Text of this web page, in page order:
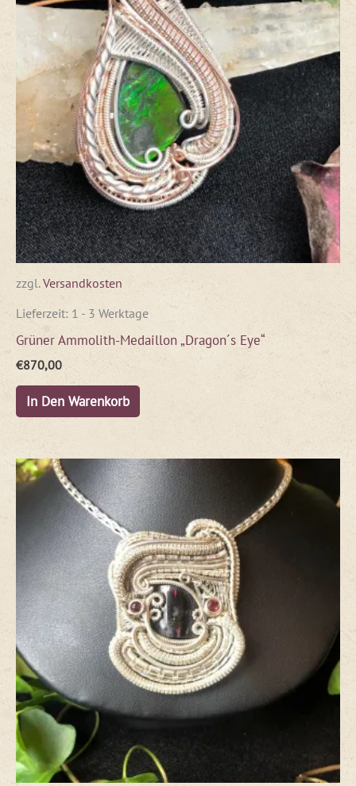
zzgl.Versandkosten
Lieferzeit: 1 - 3 Werktage
Grüner Ammolith-Medaillon „Dragon´s Eye“
€870,00
In Den Warenkorb